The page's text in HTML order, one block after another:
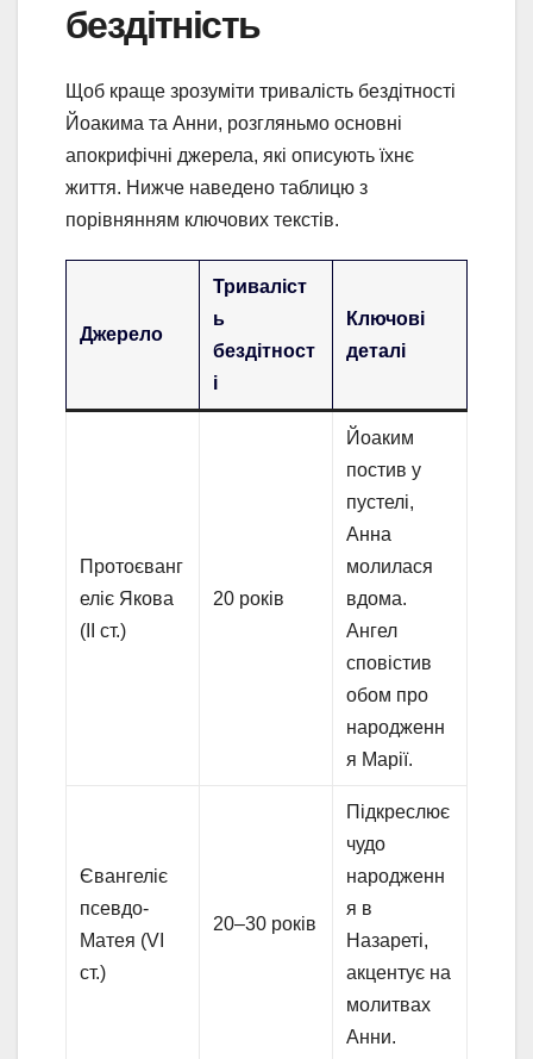
бездітність
Щоб краще зрозуміти тривалість бездітності
Йоакима та Анни, розгляньмо основні
апокрифічні джерела, які описують їхнє
життя. Нижче наведено таблицю з
порівнянням ключових текстів.
Джерело
Триваліст
ь
бездітност
і
Ключові
деталі
Протоєванг
еліє Якова
(II ст.)
20 років
Йоаким
постив у
пустелі,
Анна
молилася
вдома.
Ангел
сповістив
обом про
народженн
я Марії.
Євангеліє
псевдо-
Матея (VI
ст.)
20–30 років
Підкреслює
чудо
народженн
я в
Назареті,
акцентує на
молитвах
Анни.